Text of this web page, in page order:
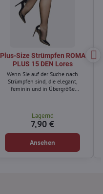
Plus-Size Strümpfen ROMA
PLUS 15 DEN Lores
Wenn Sie auf der Suche nach
Strümpfen sind, die elegant,
feminin und in Übergröße
Lagernd
7,90 €
Ansehen